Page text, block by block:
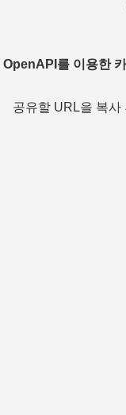
OpenAPI를 이용한
공유할 URL을 복사